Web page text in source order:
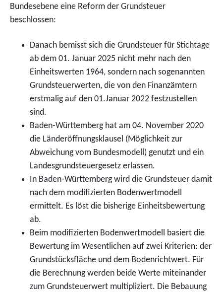
Bundesebene eine Reform der Grundsteuer
beschlossen:
Danach bemisst sich die Grundsteuer für Stichtage
ab dem 01. Januar 2025 nicht mehr nach den
Einheitswerten 1964, sondern nach sogenannten
Grundsteuerwerten, die von den Finanzämtern
erstmalig auf den 01.Januar 2022 festzustellen
sind.
Baden-Württemberg hat am 04. November 2020
die Länderöffnungsklausel (Möglichkeit zur
Abweichung vom Bundesmodell) genutzt und ein
Landesgrundsteuergesetz erlassen.
In Baden-Württemberg wird die Grundsteuer damit
nach dem modifizierten Bodenwertmodell
ermittelt. Es löst die bisherige Einheitsbewertung
ab.
Beim modifizierten Bodenwertmodell basiert die
Bewertung im Wesentlichen auf zwei Kriterien: der
Grundstücksfläche und dem Bodenrichtwert. Für
die Berechnung werden beide Werte miteinander
zum Grundsteuerwert multipliziert. Die Bebauung